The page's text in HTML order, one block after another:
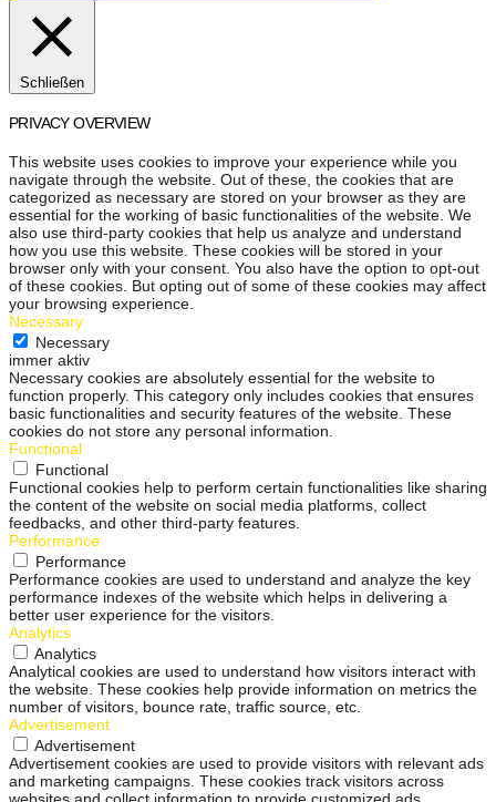
Schließen
PRIVACY OVERVIEW
This website uses cookies to improve your experience while you
navigate through the website. Out of these, the cookies that are
categorized as necessary are stored on your browser as they are
essential for the working of basic functionalities of the website. We
also use third-party cookies that help us analyze and understand
how you use this website. These cookies will be stored in your
browser only with your consent. You also have the option to opt-out
of these cookies. But opting out of some of these cookies may affect
your browsing experience.
Necessary
Necessary
immer aktiv
Necessary cookies are absolutely essential for the website to
function properly. This category only includes cookies that ensures
basic functionalities and security features of the website. These
cookies do not store any personal information.
Functional
Functional
Functional cookies help to perform certain functionalities like sharing
the content of the website on social media platforms, collect
feedbacks, and other third-party features.
Performance
Performance
Performance cookies are used to understand and analyze the key
performance indexes of the website which helps in delivering a
better user experience for the visitors.
Analytics
Analytics
Analytical cookies are used to understand how visitors interact with
the website. These cookies help provide information on metrics the
number of visitors, bounce rate, traffic source, etc.
Advertisement
Advertisement
Advertisement cookies are used to provide visitors with relevant ads
and marketing campaigns. These cookies track visitors across